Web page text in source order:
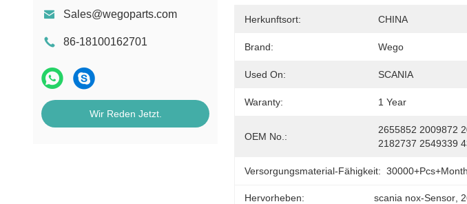
Sales@wegoparts.com
86-18100162701
Wir Reden Jetzt.
Herkunftsort: CHINA
Brand: Wego
Used On: SCANIA
Waranty: 1 Year
OEM No.:
2655852 2009872
2182737 2549339
Versorgungsmaterial-Fähigkeit: 30000+Pcs+Month
Hervorheben: scania nox-Sensor